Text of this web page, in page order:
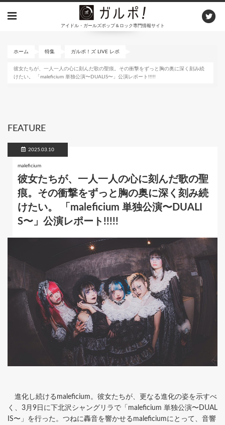
アイドル・ガールズポップ＆ロック専門情報サイト
ホーム 特集 ガルポ！ズ LIVE レポ
彼女たちが、一人一人の心に刻んだ歌の聖痕。その衝撃をずっと胸の奥に深く刻み続
けたい。 「maleficium 単独公演〜DUALIS〜」公演レポート!!!!!
FEATURE
2025.03.10
maleficium
彼女たちが、一人一人の心に刻んだ歌の聖
痕。その衝撃をずっと胸の奥に深く刻み続
けたい。 「maleficium 単独公演〜DUALI
S〜」公演レポート!!!!!
進化し続けるmaleficium。彼女たちが、更なる進化の姿を示すべ
く、3月9日に下北沢シャングリラで「maleficium 単独公演〜DUAL
IS〜」を行った。つねに轟音を響かせるmaleficiumにとって、音響